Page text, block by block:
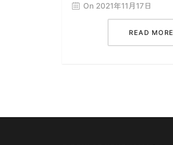
On 2021年11月17日
READ MORE